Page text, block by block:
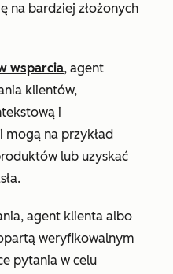
na bardziej złożonych
wsparcia, agent
klientów,
i
mogą na przykład
lub uzyskać
agent klienta albo
weryfikowalnym
pytania w celu